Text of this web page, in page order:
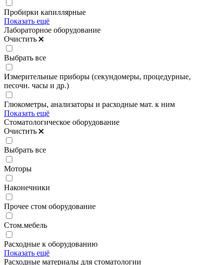
Пробирки капиллярные
Показать ещё
Лабораторное оборудование
Очистить
Выбрать все
Измерительные приборы (секундомеры, процедурные,
песочн. часы и др.)
Глюкометры, анализаторы и расходные мат. к ним
Показать ещё
Стоматологическое оборудование
Очистить
Выбрать все
Моторы
Наконечники
Прочее стом оборудование
Стом.мебель
Расходные к оборудованию
Показать ещё
Расходные материалы для стоматологии